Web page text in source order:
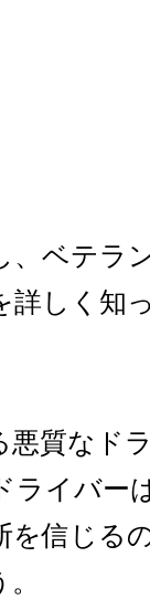
、ベテラ
詳しく知
悪質なド
ライバー
を信じる